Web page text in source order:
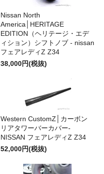
Nissan North
America│HERITAGE
EDITION（ヘリテージ・エデ
ィション）シフトノブ - nissan
フェアレディZ Z34
38,000円(税抜)
Western CustomZ│カーボン
リアタワーバーカバー-
NISSAN フェアレディZ Z34
52,000円(税抜)